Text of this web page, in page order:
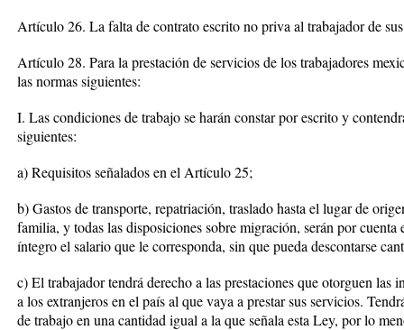
Artículo 26. La falta de contrato escrito no priva al trabajador de
Artículo 28. Para la prestación de servicios de los trabajadores
las normas siguientes:
I. Las condiciones de trabajo se harán constar por escrito y
siguientes:
a) Requisitos señalados en el Artículo 25;
b) Gastos de transporte, repatriación, traslado hasta el lugar de
familia, y todas las disposiciones sobre migración, serán por
íntegro el salario que le corresponda, sin que pueda descontarse
c) El trabajador tendrá derecho a las prestaciones que otorguen las
a los extranjeros en el país al que vaya a prestar sus servicios.
de trabajo en una cantidad igual a la que señala esta Ley, por lo